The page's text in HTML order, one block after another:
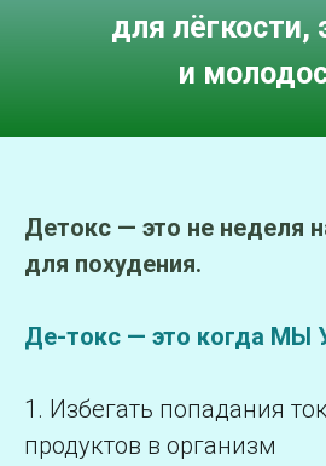
для лёгкости,
и
Детокс — это не неделя
для похудения.
Де-токс — это когда МЫ
1. Избегать попадания
продуктов в организм